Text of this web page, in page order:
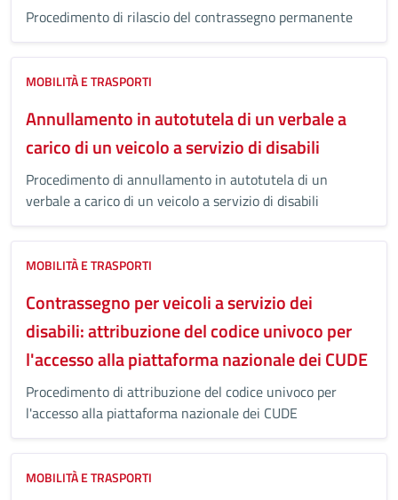
Procedimento di rilascio del contrassegno permanente
MOBILITÀ E TRASPORTI
Annullamento in autotutela di un verbale a
carico di un veicolo a servizio di disabili
Procedimento di annullamento in autotutela di un
verbale a carico di un veicolo a servizio di disabili
MOBILITÀ E TRASPORTI
Contrassegno per veicoli a servizio dei
disabili: attribuzione del codice univoco per
l'accesso alla piattaforma nazionale dei CUDE
Procedimento di attribuzione del codice univoco per
l'accesso alla piattaforma nazionale dei CUDE
MOBILITÀ E TRASPORTI